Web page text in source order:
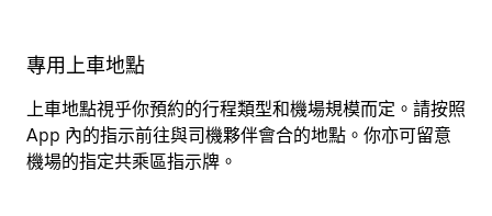
專用上車地點
上車地點視乎你預約的行程類型和機場規模而定。請按照
App 內的指示前往與司機夥伴會合的地點。你亦可留意
機場的指定共乘區指示牌。